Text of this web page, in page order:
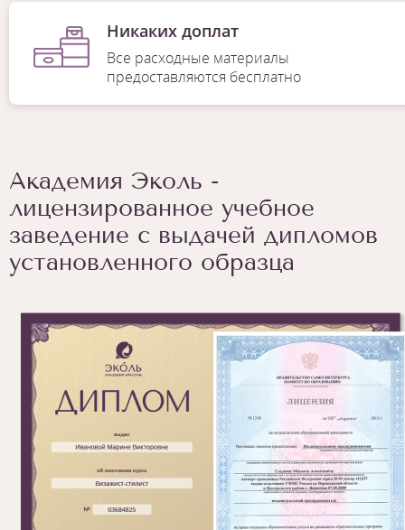
Никаких доплат
Все расходные материалы
предоставляются бесплатно
Академия Эколь -
лицензированное учебное
заведение с выдачей дипломов
установленного образца